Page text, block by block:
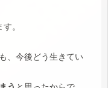
。
、今後どう生きてい